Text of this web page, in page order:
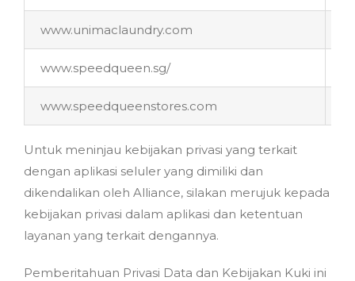
www.unimaclaundry.com
www.speedqueen.sg/
www.speedqueenstores.com
Untuk meninjau kebijakan privasi yang terkait
dengan aplikasi seluler yang dimiliki dan
dikendalikan oleh Alliance, silakan merujuk kepada
kebijakan privasi dalam aplikasi dan ketentuan
layanan yang terkait dengannya.
Pemberitahuan Privasi Data dan Kebijakan Kuki ini